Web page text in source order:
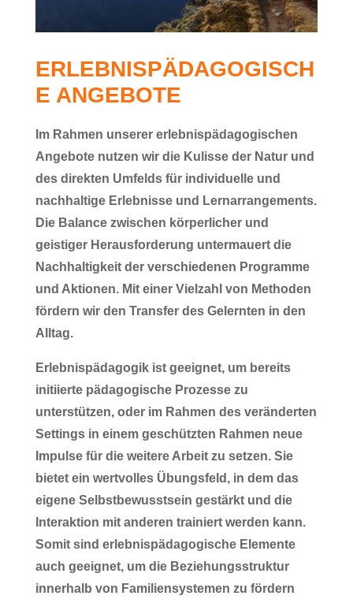
ERLEBNISPÄDAGOGISCH
E ANGEBOTE
Im Rahmen unserer erlebnispädagogischen
Angebote nutzen wir die Kulisse der Natur und
des direkten Umfelds für individuelle und
nachhaltige Erlebnisse und Lernarrangements.
Die Balance zwischen körperlicher und
geistiger Herausforderung untermauert die
Nachhaltigkeit der verschiedenen Programme
und Aktionen. Mit einer Vielzahl von Methoden
fördern wir den Transfer des Gelernten in den
Alltag.
Erlebnispädagogik ist geeignet, um bereits
initiierte pädagogische Prozesse zu
unterstützen, oder im Rahmen des veränderten
Settings in einem geschützten Rahmen neue
Impulse für die weitere Arbeit zu setzen. Sie
bietet ein wertvolles Übungsfeld, in dem das
eigene Selbstbewusstsein gestärkt und die
Interaktion mit anderen trainiert werden kann.
Somit sind erlebnispädagogische Elemente
auch geeignet, um die Beziehungsstruktur
innerhalb von Familiensystemen zu fördern